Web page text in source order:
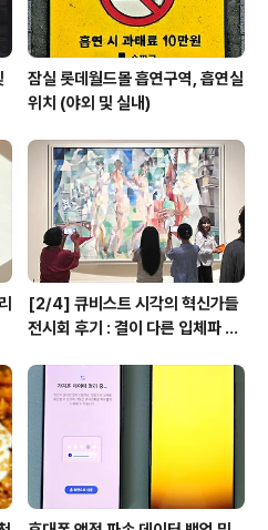
잠실 롯데월드몰 흡연구역, 흡연실
위치 (야외 및 실내)
[2/4] 큐비스트 시각의 혁신가들
전시회 후기 : 결이 다른 입체파 작